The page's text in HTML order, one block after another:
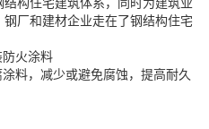
厂和建材企业走在了钢结构住宅
火涂料
料，减少或避免腐蚀，提高耐久